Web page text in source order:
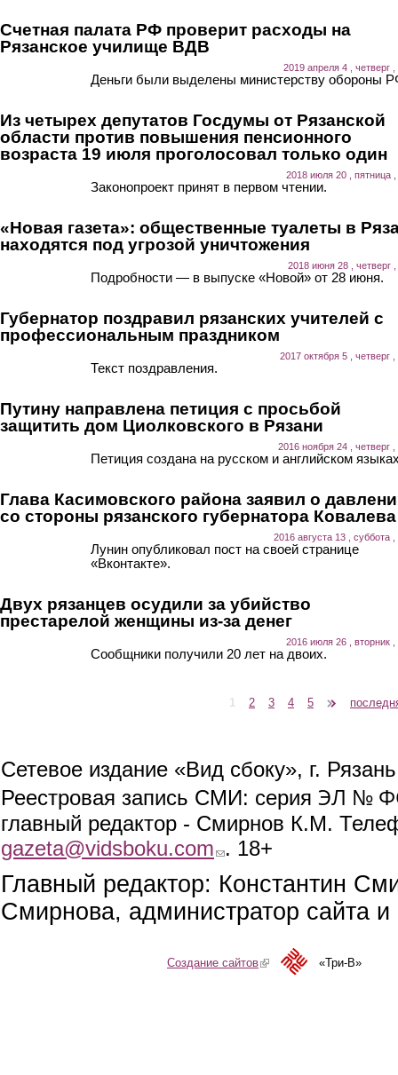
Счетная палата РФ проверит расходы на
Рязанское училище ВДВ
2019 апреля 4 , четверг ,
Деньги были выделены министерству обороны
Из четырех депутатов Госдумы от Рязанской
области против повышения пенсионного
возраста 19 июля проголосовал только один
2018 июля 20 , пятница ,
Законопроект принят в первом чтении.
«Новая газета»: общественные туалеты в
находятся под угрозой уничтожения
2018 июня 28 , четверг ,
Подробности — в выпуске «Новой» от 28 июня.
Губернатор поздравил рязанских учителей с
профессиональным праздником
2017 октября 5 , четверг
Текст поздравления.
Путину направлена петиция с просьбой
защитить дом Циолковского в Рязани
2016 ноября 24 , четверг ,
Петиция создана на русском и английском
Глава Касимовского района заявил о
со стороны рязанского губернатора Ковалева
2016 августа 13 , суббота ,
Лунин опубликовал пост на своей странице
«Вконтакте».
Двух рязанцев осудили за убийство
престарелой женщины из-за денег
2016 июля 26 , вторник ,
Сообщники получили 20 лет на двоих.
1 2 3 4 5
Сетевое издание «Вид сбоку», г.
Реестровая запись СМИ: серия ЭЛ №
главный редактор - Смирнов К.М.
gazeta@vidsboku.com (link sends e-mail)
. 18+
Главный редактор: Константин
Смирнова, администратор сайта
Создание сайтов(link is external)«Три-В»